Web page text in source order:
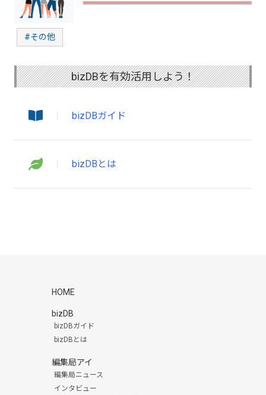
#その他
bizDBを有効活用しよう！
bizDBガイド
bizDBとは
HOME
bizDB
bizDBガイド
bizDBとは
編集局アイ
編集局ニュース
インタビュー